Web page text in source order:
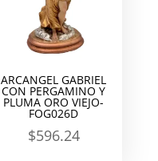
ARCANGEL GABRIEL
CON PERGAMINO Y
PLUMA ORO VIEJO-
FOG026D
$596.24